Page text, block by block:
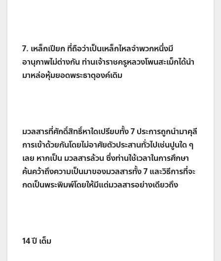
7. เหล็กเปียก ที่ถือว่าเป็นเหล็กไหลจำพวกหนึ่งมี
อานุภาพไม่ต่างกัน ท่านเจ้าราชครูหลวงโพนสะเม็กได้นำ
มาหล่อหุ้มยอดพระธาตุองค์เดิม
มวลสารที่ศักดิ์สิทธิ์หาใดเปรียบทั้ง 7 ประการถูกนำมาคุลี
การเข้าด้วยกันโดยไม่อาศัยตัวประสานทั่วไปเช่นปูนใด ๆ
เลย หากเป็น มวลสารล้วน ซึ่งท่านใช้เวลาในการศึกษา
ค้นคว้าถึงความเป็นมาของมวลสารทั้ง 7 และวิธีการที่จะ
กดเป็นพระพิมพ์โดยให้มีแต่มวลสารอย่างเดียวถึง
14 ปี เต็ม